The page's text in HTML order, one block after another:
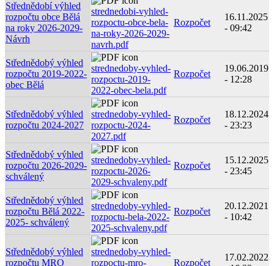
Střednědobí výhled
rozpočtu obce Bělá
na roky 2026-2029-
Návrh
strednedobi-vyhled-
rozpoctu-obce-bela-
na-roky-2026-2029-
navrh.pdf
Rozpočet
16.11.2025
- 09:42
Střednědobý výhled
rozpočtu 2019-2022-
obec Bělá
strednedoby-vyhled-
rozpoctu-2019-
2022-obec-bela.pdf
Rozpočet
19.06.2019
- 12:28
Střednědobý výhled
rozpočtu 2024-2027
strednedoby-vyhled-
rozpoctu-2024-
2027.pdf
Rozpočet
18.12.2024
- 23:23
Střednědobý výhled
rozpočtu 2026-2029-
schválený
strednedoby-vyhled-
rozpoctu-2026-
2029-schvaleny.pdf
Rozpočet
15.12.2025
- 23:45
Střednědobý výhled
rozpočtu Bělá 2022-
2025- schválený
strednedoby-vyhled-
rozpoctu-bela-2022-
2025-schvaleny.pdf
Rozpočet
20.12.2021
- 10:42
Střednědobý výhled
rozpočtu MRO
strednedoby-vyhled-
rozpoctu-mro-
Rozpočet
17.02.2022